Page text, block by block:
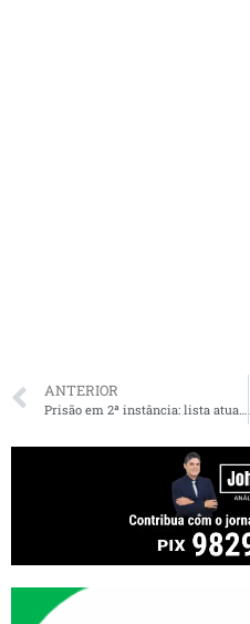
ANTERIOR